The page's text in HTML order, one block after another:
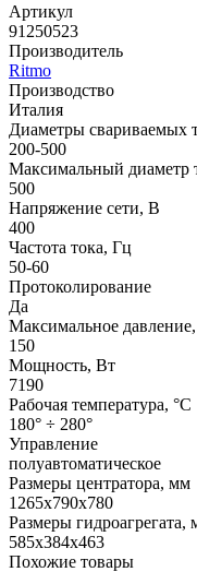
Артикул
91250523
Производитель
Ritmo
Производство
Италия
Диаметры свариваемых
200-500
Максимальный диаметр
500
Напряжение сети, В
400
Частота тока, Гц
50-60
Протоколирование
Да
Максимальное давление,
150
Мощность, Вт
7190
Рабочая температура, °С
180° ÷ 280°
Управление
полуавтоматическое
Размеры центратора, мм
1265x790x780
Размеры гидроагрегата,
585x384x463
Похожие товары